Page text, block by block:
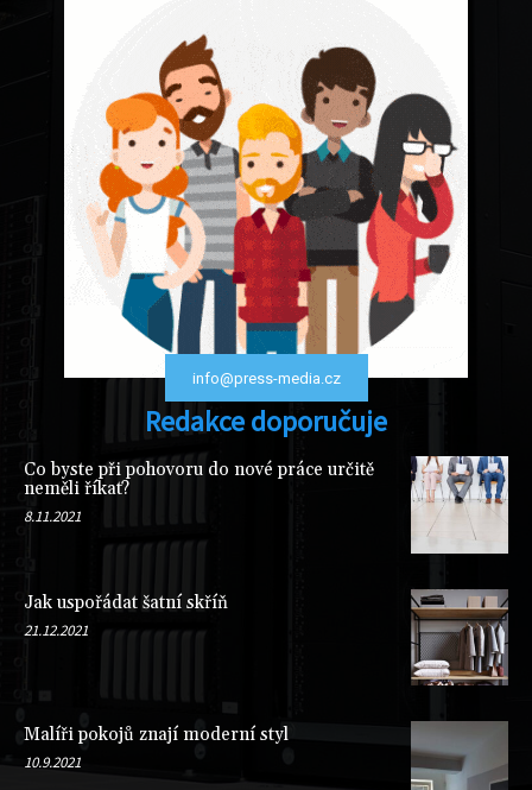
info@press-media.cz
Redakce doporučuje
Co byste při pohovoru do nové práce určitě
neměli říkat?
8.11.2021
Jak uspořádat šatní skříň
21.12.2021
Malíři pokojů znají moderní styl
10.9.2021